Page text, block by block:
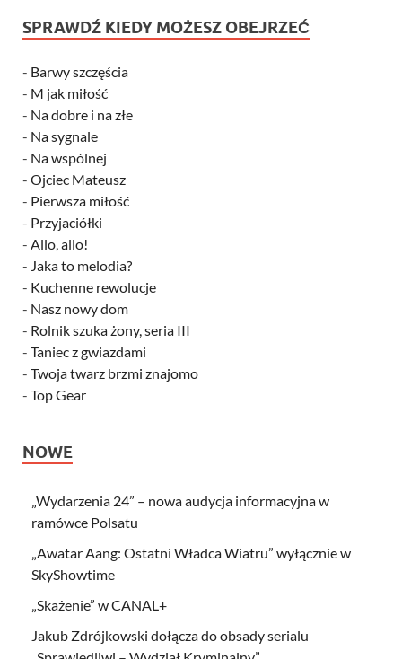
SPRAWDŹ KIEDY MOŻESZ OBEJRZEĆ
- Barwy szczęścia
- M jak miłość
- Na dobre i na złe
- Na sygnale
- Na wspólnej
- Ojciec Mateusz
- Pierwsza miłość
- Przyjaciółki
- Allo, allo!
- Jaka to melodia?
- Kuchenne rewolucje
- Nasz nowy dom
- Rolnik szuka żony, seria III
- Taniec z gwiazdami
- Twoja twarz brzmi znajomo
- Top Gear
NOWE
„Wydarzenia 24” – nowa audycja informacyjna w
ramówce Polsatu
„Awatar Aang: Ostatni Władca Wiatru” wyłącznie w
SkyShowtime
„Skażenie” w CANAL+
Jakub Zdrójkowski dołącza do obsady serialu